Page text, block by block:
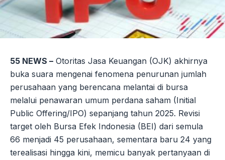
55 NEWS – Otoritas Jasa Keuangan (OJK) akhirnya
buka suara mengenai fenomena penurunan jumlah
perusahaan yang berencana melantai di bursa
melalui penawaran umum perdana saham (Initial
Public Offering/IPO) sepanjang tahun 2025. Revisi
target oleh Bursa Efek Indonesia (BEI) dari semula
66 menjadi 45 perusahaan, sementara baru 24 yang
terealisasi hingga kini, memicu banyak pertanyaan di